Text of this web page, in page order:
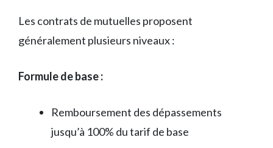
Les contrats de mutuelles proposent
généralement plusieurs niveaux :
Formule de base :
Remboursement des dépassements
jusqu’à 100% du tarif de base